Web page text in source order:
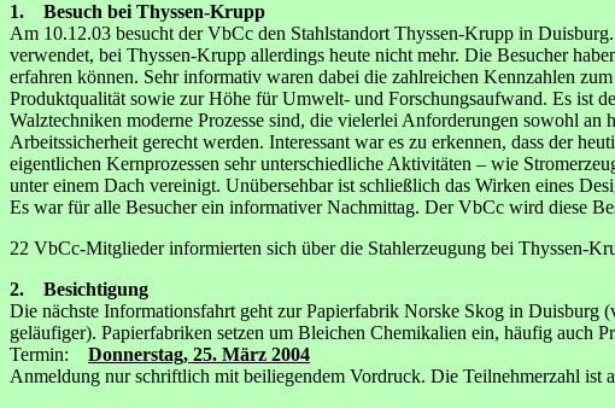
1. Besuch bei Thyssen-Krupp
Am 10.12.03 besucht der VbCc den Stahlstandort Thyssen-Krupp in
verwendet, bei Thyssen-Krupp allerdings heute nicht mehr. Die Besucher
erfahren können. Sehr informativ waren dabei die zahlreichen Kennzahlen
Produktqualität sowie zur Höhe für Umwelt- und Forschungsaufwand. Es ist
Walztechniken moderne Prozesse sind, die vielerlei Anforderungen sowohl
Arbeitssicherheit gerecht werden. Interessant war es zu erkennen, dass der
eigentlichen Kernprozessen sehr unterschiedliche Aktivitäten – wie
unter einem Dach vereinigt. Unübersehbar ist schließlich das Wirken eines
Es war für alle Besucher ein informativer Nachmittag. Der VbCc wird diese
22 VbCc-Mitglieder informierten sich über die Stahlerzeugung bei Thyssen-
2. Besichtigung
Die nächste Informationsfahrt geht zur Papierfabrik Norske Skog in Duisburg
geläufiger). Papierfabriken setzen um Bleichen Chemikalien ein, häufig auch
Termin: Donnerstag, 25. März 2004
Anmeldung nur schriftlich mit beiliegendem Vordruck. Die Teilnehmerzahl ist